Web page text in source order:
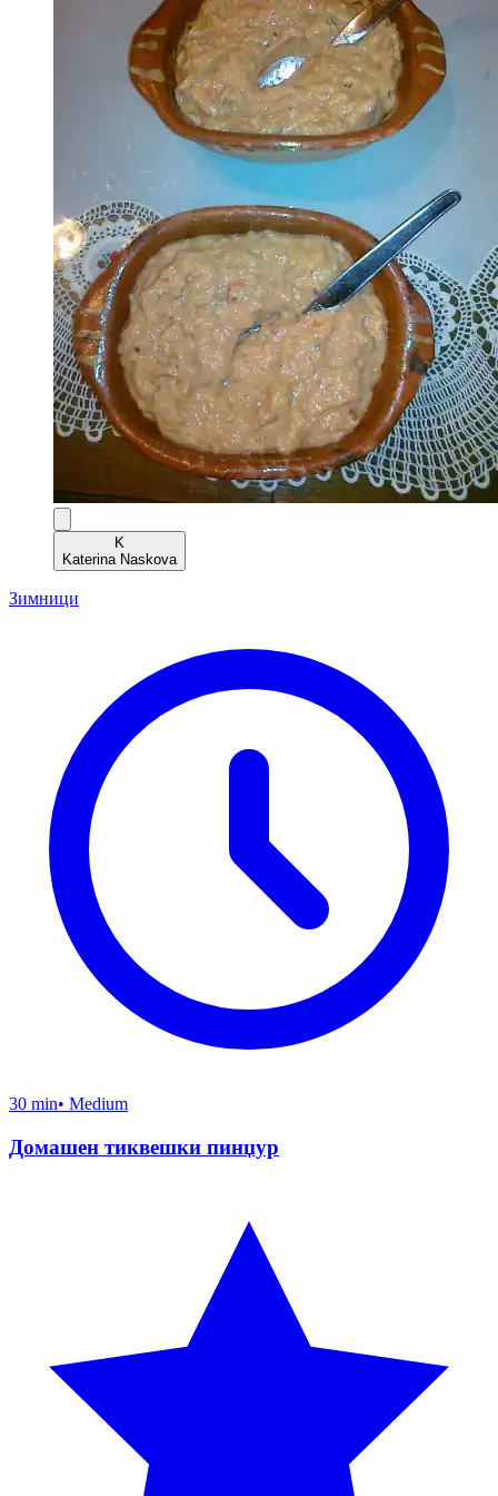
K
Katerina Naskova
Зимници
30 min• Medium
Домашен тиквешки пинџур